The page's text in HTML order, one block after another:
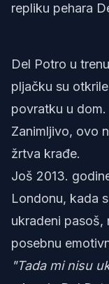
repliku pehara
Del Potro u
pljačku su
povratku u dom.
Zanimljivo, ovo
žrtva krađe.
Još 2013.
Londonu, kada
ukradeni pasoš,
posebnu
"Tada mi nisu